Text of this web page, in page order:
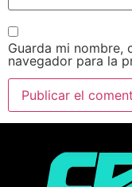
Guarda mi nombre,
navegador para la